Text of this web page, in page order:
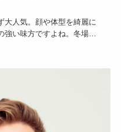
大人気。顔や体型を綺麗に
強い味方ですよね。冬場に